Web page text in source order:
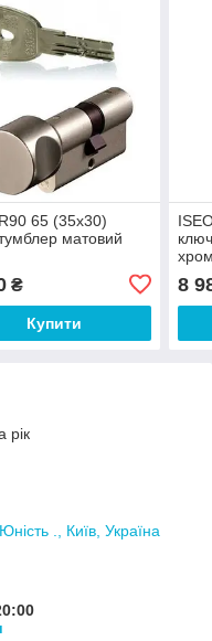
65 (35х30)
матовий
₴
Купити
8
рік
., Київ, Україна